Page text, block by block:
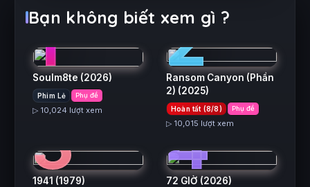
Bạn không biết xem gì ?
1
Soulm8te (2026)
Phim Lẻ Phụ đề
▷ 10,024 lượt xem
2
Ransom Canyon (Phần
2) (2025)
Hoàn tất (8/8) Phụ đề
▷ 10,015 lượt xem
3
1941 (1979) 4
72 GIỜ (2026)